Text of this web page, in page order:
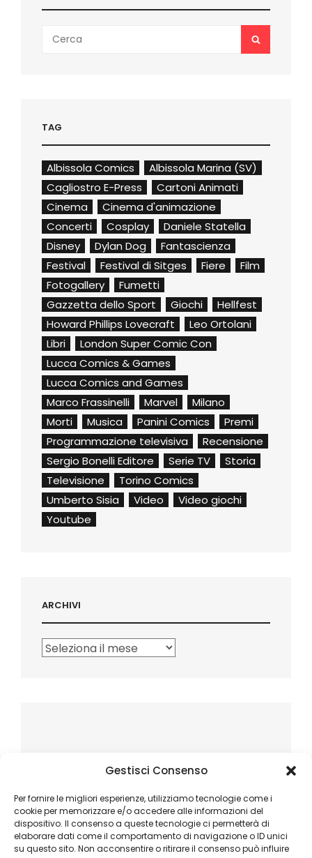
Gestisci Consenso
Per fornire le migliori esperienze, utilizziamo tecnologie come i
cookie per memorizzare e/o accedere alle informazioni del
dispositivo. Il consenso a queste tecnologie ci permetterà di
elaborare dati come il comportamento di navigazione o ID unici
su questo sito. Non acconsentire o ritirare il consenso può influire
for:
SEARCH
TAG
Albissola Comics
Albissola Marina (SV)
Cagliostro E-Press
Cartoni Animati
Cinema
Cinema d'animazione
Concerti
Cosplay
Daniele Statella
Disney
Dylan Dog
Fantascienza
Festival
Festival di Sitges Fiere
Film
Fotogallery
Fumetti
Gazzetta dello Sport
Giochi
Hellfest
Howard Phillips Lovecraft
Leo Ortolani
Libri
London Super Comic Con
Lucca Comics & Games
Lucca Comics and Games
Marco Frassinelli
Marvel
Milano
Morti
Musica Panini Comics
Premi
Programmazione televisiva
Recensione
Sergio Bonelli Editore
Serie TV
Storia
Televisione
Torino Comics
Umberto Sisia
Video
Video giochi
Youtube
ARCHIVI
Archivi